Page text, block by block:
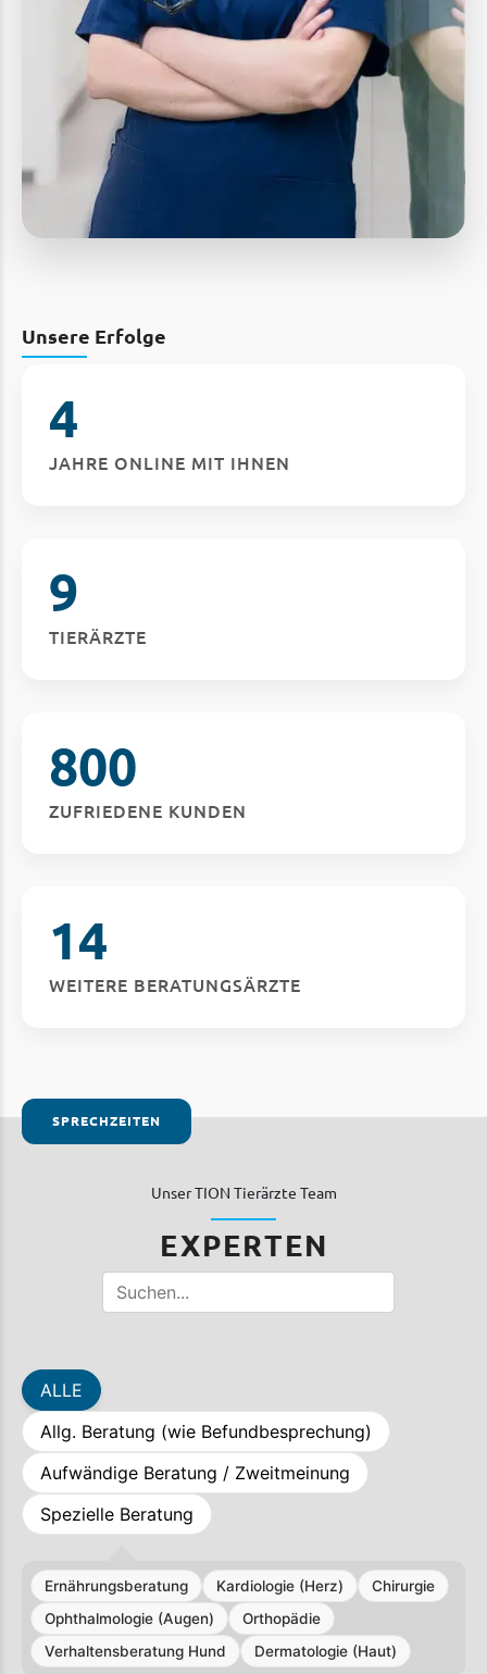
Unsere Erfolge
4
JAHRE ONLINE MIT IHNEN
9
TIERÄRZTE
800
ZUFRIEDENE KUNDEN
14
WEITERE BERATUNGSÄRZTE
SPRECHZEITEN
Unser TION Tierärzte Team
EXPERTEN
ALLE
Allg. Beratung (wie Befundbesprechung)
Aufwändige Beratung / Zweitmeinung
Spezielle Beratung
Ernährungsberatung Kardiologie (Herz)
Chirurgie
Ophthalmologie (Augen)
Orthopädie
Verhaltensberatung Hund
Dermatologie (Haut)